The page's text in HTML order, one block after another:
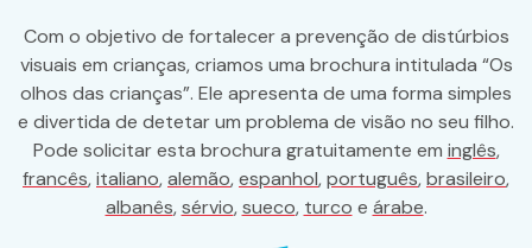
Com o objetivo de fortalecer a prevenção de distúrbios
visuais em crianças, criamos uma brochura intitulada “Os
olhos das crianças”. Ele apresenta de uma forma simples
e divertida de detetar um problema de visão no seu filho.
Pode solicitar esta brochura gratuitamente em inglês,
francês,italiano,alemão,espanhol,português,brasileiro,
albanês,sérvio,sueco, turco e árabe.